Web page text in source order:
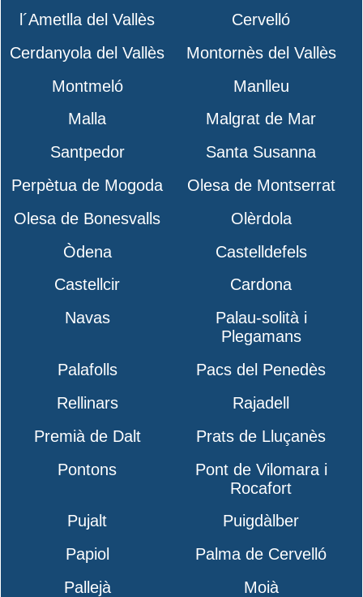
l´Ametlla del Vallès
Cervelló
Cerdanyola del Vallès
Montornès del Vallès
Montmeló
Manlleu
Malla
Malgrat de Mar
Santpedor
Santa Susanna
Perpètua de Mogoda
Olesa de Montserrat
Olesa de Bonesvalls
Olèrdola
Òdena
Castelldefels
Castellcir
Cardona
Navas
Palau-solità i
Plegamans
Palafolls
Pacs del Penedès
Rellinars
Rajadell
Premià de Dalt
Prats de Lluçanès
Pontons
Pont de Vilomara i
Rocafort
Pujalt
Puigdàlber
Papiol
Palma de Cervelló
Pallejà
Moià